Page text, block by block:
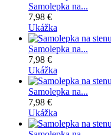
Samolepka na...
7,98 €
Ukážka
Samolepka na...
7,98 €
Ukážka
Samolepka na...
7,98 €
Ukážka